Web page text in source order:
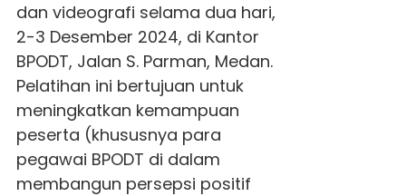
dan videografi selama dua hari,
2-3 Desember 2024, di Kantor
BPODT, Jalan S. Parman, Medan.
Pelatihan ini bertujuan untuk
meningkatkan kemampuan
peserta (khususnya para
pegawai BPODT di dalam
membangun persepsi positif